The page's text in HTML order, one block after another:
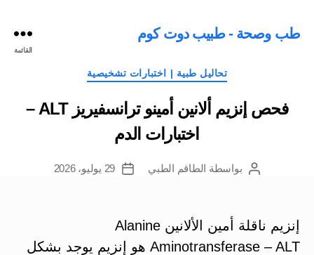
طب وصحة - طبيب دوت كوم
القائمة
التصنيفات
تحاليل طبية | اختبارات تشخيصية
فحص إنزيم ألانين أمينو ترانسفيريز ALT –
اختبارات الدم
كاتببواسطة الطاقم الطبي
تاريخ
29 يوليو، 2026
إنزيم ناقلة أمين الألانين Alanine
Aminotransferase – ALT ‏هو إنزيم يوجد بشكل